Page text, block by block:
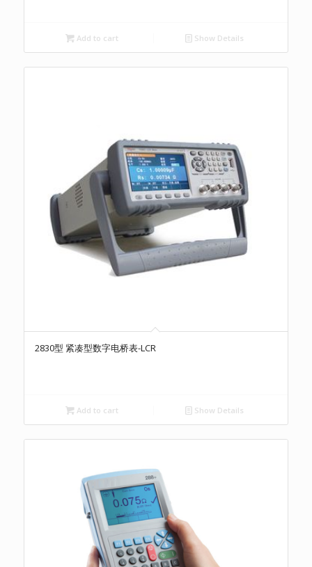
Add to cart Show Details
2830型 紧凑型数字电桥表-LCR
Add to cart Show Details